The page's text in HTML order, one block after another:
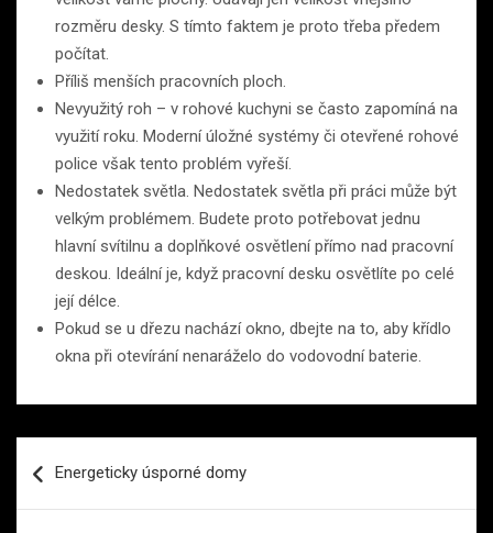
rozměru desky. S tímto faktem je proto třeba předem
počítat.
Příliš menších pracovních ploch.
Nevyužitý roh – v rohové kuchyni se často zapomíná na
využití roku. Moderní úložné systémy či otevřené rohové
police však tento problém vyřeší.
Nedostatek světla. Nedostatek světla při práci může být
velkým problémem. Budete proto potřebovat jednu
hlavní svítilnu a doplňkové osvětlení přímo nad pracovní
deskou. Ideální je, když pracovní desku osvětlíte po celé
její délce.
Pokud se u dřezu nachází okno, dbejte na to, aby křídlo
okna při otevírání nenaráželo do vodovodní baterie.
proEnergeticky úsporné domy